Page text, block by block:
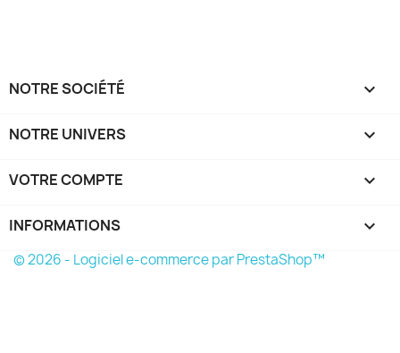
NOTRE SOCIÉTÉ 
NOTRE UNIVERS 
VOTRE COMPTE 
INFORMATIONS keyboard_arrow_down
© 2026 - Logiciel e-commerce par PrestaShop™